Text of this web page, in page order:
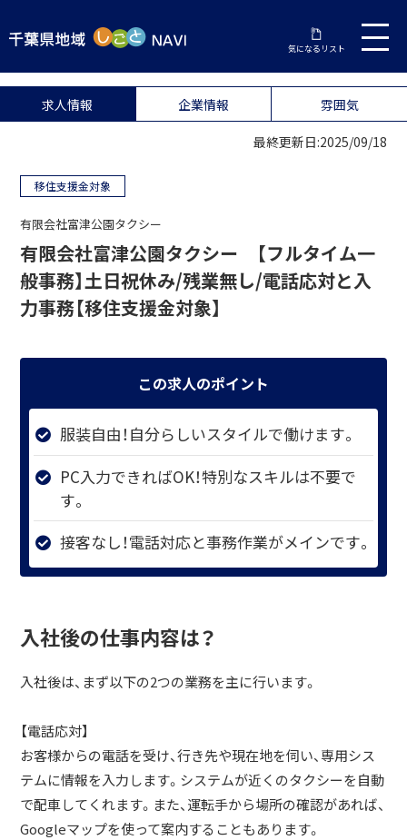
気になるリスト
求人情報 企業情報 雰囲気
最終更新日:2025/09/18
移住支援金対象
有限会社富津公園タクシー
有限会社富津公園タクシー 【フルタイム一
般事務】土日祝休み/残業無し/電話応対と入
力事務【移住支援金対象】
この求人のポイント
服装自由！自分らしいスタイルで働けます。
PC入力できればOK！特別なスキルは不要で
す。
接客なし！電話対応と事務作業がメインです。
入社後の仕事内容は？
入社後は、まず以下の2つの業務を主に行います。
【電話応対】
お客様からの電話を受け、行き先や現在地を伺い、専用シス
テムに情報を入力します。システムが近くのタクシーを自動
で配車してくれます。また、運転手から場所の確認があれば、
Googleマップを使って案内することもあります。